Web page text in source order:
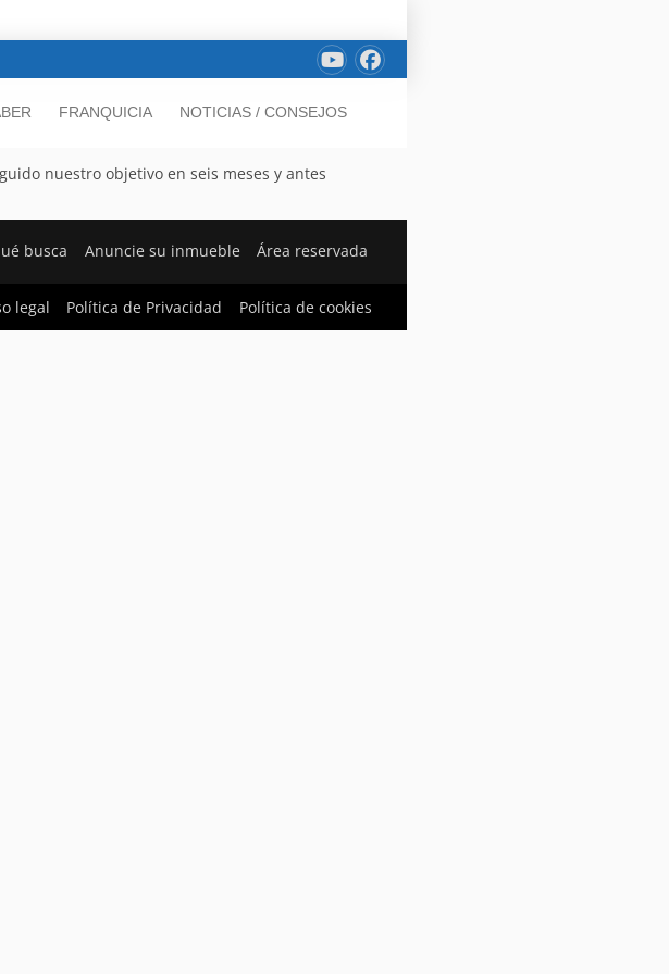
FRANQUICIA NOTICIAS / CONSEJOS
nuestro objetivo en seis meses y antes
busca Anuncie su inmueble Área reservada
legal Política de Privacidad Política de cookies